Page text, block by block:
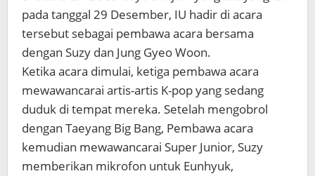
pada tanggal 29 Desember, IU hadir di acara
tersebut sebagai pembawa acara bersama
dengan Suzy dan Jung Gyeo Woon.
Ketika acara dimulai, ketiga pembawa acara
mewawancarai artis-artis K-pop yang sedang
duduk di tempat mereka. Setelah mengobrol
dengan Taeyang Big Bang, Pembawa acara
kemudian mewawancarai Super Junior, Suzy
memberikan mikrofon untuk Eunhyuk,